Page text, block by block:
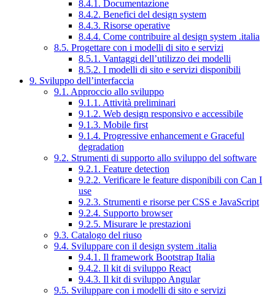
8.4.1. Documentazione
8.4.2. Benefici del design system
8.4.3. Risorse operative
8.4.4. Come contribuire al design system .italia
8.5. Progettare con i modelli di sito e servizi
8.5.1. Vantaggi dell’utilizzo dei modelli
8.5.2. I modelli di sito e servizi disponibili
9. Sviluppo dell’interfaccia
9.1. Approccio allo sviluppo
9.1.1. Attività preliminari
9.1.2. Web design responsivo e accessibile
9.1.3. Mobile first
9.1.4. Progressive enhancement e Graceful
degradation
9.2. Strumenti di supporto allo sviluppo del software
9.2.1. Feature detection
9.2.2. Verificare le feature disponibili con Can I
use
9.2.3. Strumenti e risorse per CSS e JavaScript
9.2.4. Supporto browser
9.2.5. Misurare le prestazioni
9.3. Catalogo del riuso
9.4. Sviluppare con il design system .italia
9.4.1. Il framework Bootstrap Italia
9.4.2. Il kit di sviluppo React
9.4.3. Il kit di sviluppo Angular
9.5. Sviluppare con i modelli di sito e servizi